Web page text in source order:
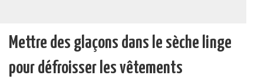
Mettre des glaçons dans le sèche linge
pour défroisser les vêtements